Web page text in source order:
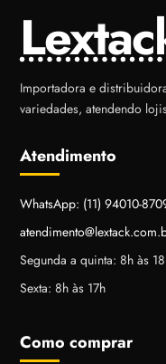
Atendimento
WhatsApp: (11) 94010-
Segunda a quinta: 8h às
Sexta: 8h às 17h
Como comprar
Importadora e
variedades, atendendo